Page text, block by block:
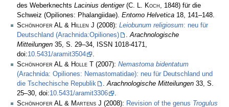
des Weberknechts Lacinius dentiger(C. L. Koch , 1848) für die
Schweiz (Opiliones: Phalangiidae). Entomo Helvetica 18, 141–148.
Schönhofer AL & Hillen J (2008): Leiobunum religiosum: neu für
Deutschland (Arachnida:Opiliones)
.Arachnologische
Mitteilungen 35, S. 29–34, ISSN 1018-4171,
doi:10.5431/aramit3504
.
Schönhofer AL & Holle T
(2007): Nemastoma bidentatum
(Arachnida: Opiliones: Nemastomatidae): neu für Deutschland und
die Tschechische Republik
.Arachnologische Mitteilungen 33, S.
25–30, doi:10.5431/aramit3306
.
Schönhofer AL & Martens J (2008): Revision of the genus Trogulus